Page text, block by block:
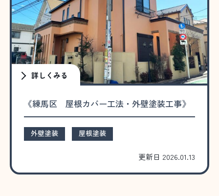
《練馬区 屋根カバー工法・外壁塗装工事》
外壁塗装 屋根塗装
更新日 2026.01.13
詳しくみる